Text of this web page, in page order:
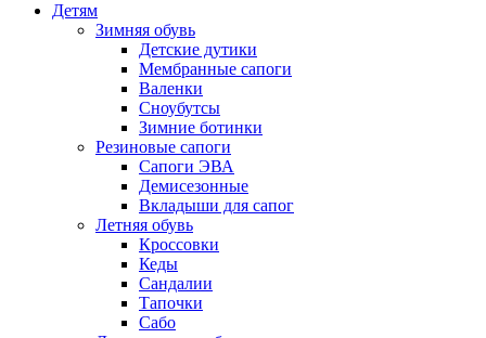
Детям
Зимняя обувь
Детские дутики
Мембранные сапоги
Валенки
Сноубутсы
Зимние ботинки
Резиновые сапоги
Сапоги ЭВА
Демисезонные
Вкладыши для сапог
Летняя обувь
Кроссовки
Кеды
Сандалии
Тапочки
Сабо